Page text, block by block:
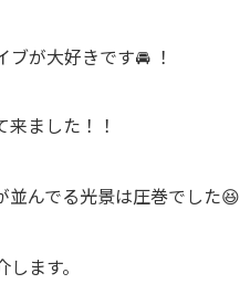
が大好きです🚘 ！
ました！！
んでる光景は圧巻でした😆
ます。